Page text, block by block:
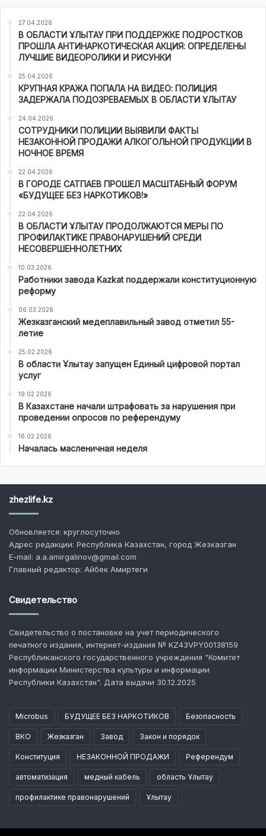
27.04.2026
В ОБЛАСТИ ҰЛЫТАУ ПРИ ПОДДЕРЖКЕ ПОДРОСТКОВ
ПРОШЛА АНТИНАРКОТИЧЕСКАЯ АКЦИЯ: ОПРЕДЕЛЕНЫ
ЛУЧШИЕ ВИДЕОРОЛИКИ И РИСУНКИ
25.04.2026
КРУПНАЯ КРАЖА ПОПАЛА НА ВИДЕО: ПОЛИЦИЯ
ЗАДЕРЖАЛА ПОДОЗРЕВАЕМЫХ В ОБЛАСТИ ҰЛЫТАУ
24.04.2026
СОТРУДНИКИ ПОЛИЦИИ ВЫЯВИЛИ ФАКТЫ
НЕЗАКОННОЙ ПРОДАЖИ АЛКОГОЛЬНОЙ ПРОДУКЦИИ В
НОЧНОЕ ВРЕМЯ
22.04.2026
В ГОРОДЕ САТПАЕВ ПРОШЕЛ МАСШТАБНЫЙ ФОРУМ
«БУДУЩЕЕ БЕЗ НАРКОТИКОВ!»
22.04.2026
В ОБЛАСТИ ҰЛЫТАУ ПРОДОЛЖАЮТСЯ МЕРЫ ПО
ПРОФИЛАКТИКЕ ПРАВОНАРУШЕНИЙ СРЕДИ
НЕСОВЕРШЕННОЛЕТНИХ
10.03.2026
Работники завода Kazkat поддержали конституционную
реформу
06.03.2026
Жезказганский медеплавильный завод отметил 55-
летие
25.02.2026
В области Ұлытау запущен Единый цифровой портал
услуг
19.02.2026
В Казахстане начали штрафовать за нарушения при
проведении опросов по референдуму
16.02.2026
Началась масленичная неделя
zhezlife.kz
Обновляется: круглосуточно
Адрес редакции: Республика Казахстан, город Жезказган
E-mail: a.a.amirgalinov@gmail.com
Главный редактор: Айбек Амиртеги
Свидетельство
Свидетельство о постановке на учет периодического
печатного издания, интернет-издания № KZ43VPY00138159
Республиканского государственного учреждения "Комитет
информации Министерства культуры и информации
Республики Казахстан". Дата выдачи 30.12.2025
Microbus БУДУЩЕЕ БЕЗ НАРКОТИКОВ Безопасность
ВКО Жезказган Завод Закон и порядок
Конституция НЕЗАКОННОЙ ПРОДАЖИ Референдум
автоматизация медный кабель область Ұлытау
профилактике правонарушений Ұлытау